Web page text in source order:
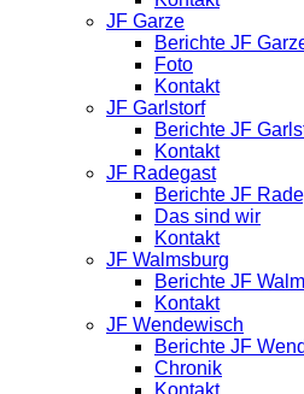
JF Garze
Berichte JF
Foto
Kontakt
JF Garlstorf
Berichte JF
Kontakt
JF Radegast
Berichte JF
Das sind wir
Kontakt
JF Walmsburg
Berichte JF
Kontakt
JF Wendewisch
Berichte JF
Chronik
Kontakt